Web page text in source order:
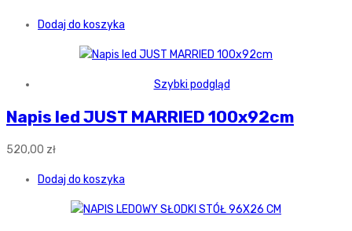
Dodaj do koszyka
Szybki podgląd
Napis led JUST MARRIED 100x92cm
520,00 zł
Dodaj do koszyka